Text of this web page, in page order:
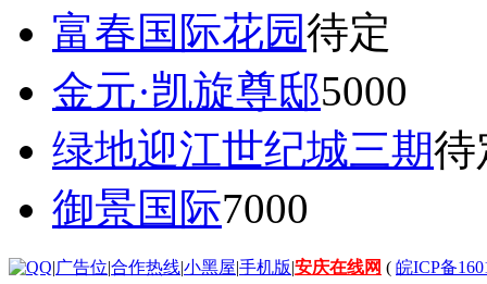
富春国际花园待定
金元·凯旋尊邸5000
绿地迎江世纪城三期待
御景国际7000
|广告位|合作热线|小黑屋|手机版|安庆在线网 ( 皖ICP备